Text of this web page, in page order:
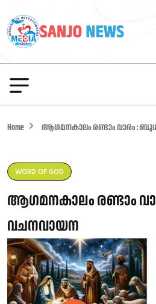
Home ആഗമനകാലം രണ്ടാം വാരം :
WORD OF GOD
ആഗമനകാലം രണ്ടാം
വചനവായന